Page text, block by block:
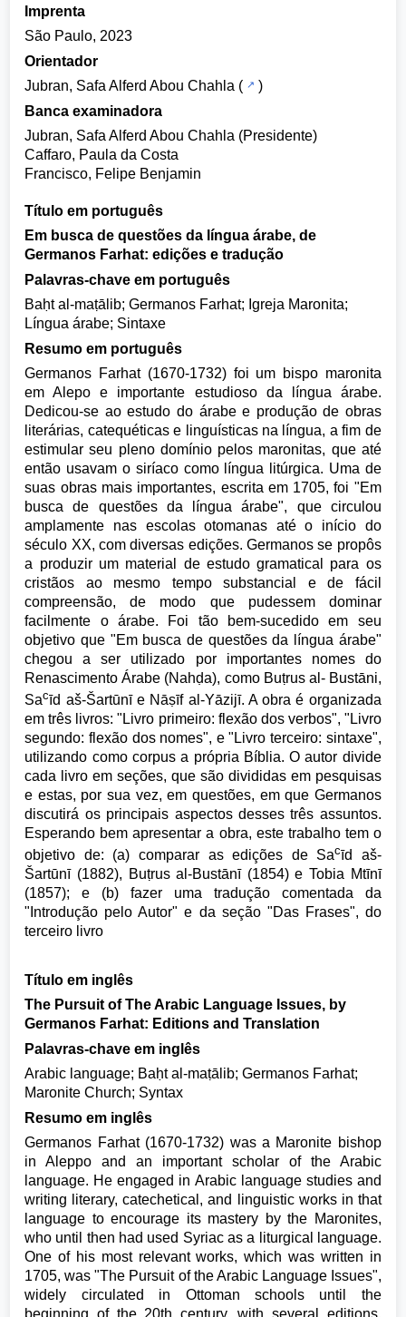
Imprenta
São Paulo, 2023
Orientador
Jubran, Safa Alferd Abou Chahla (
)
Banca examinadora
Jubran, Safa Alferd Abou Chahla (Presidente)
Caffaro, Paula da Costa
Francisco, Felipe Benjamin
Título em português
Em busca de questões da língua árabe, de
Germanos Farhat: edições e tradução
Palavras-chave em português
Baḥt al-maṭālib; Germanos Farhat; Igreja Maronita;
Língua árabe; Sintaxe
Resumo em português
Germanos Farhat (1670-1732) foi um bispo maronita
em Alepo e importante estudioso da língua árabe.
Dedicou-se ao estudo do árabe e produção de obras
literárias, catequéticas e linguísticas na língua, a fim de
estimular seu pleno domínio pelos maronitas, que até
então usavam o siríaco como língua litúrgica. Uma de
suas obras mais importantes, escrita em 1705, foi "Em
busca de questões da língua árabe", que circulou
amplamente nas escolas otomanas até o início do
século XX, com diversas edições. Germanos se propôs
a produzir um material de estudo gramatical para os
cristãos ao mesmo tempo substancial e de fácil
compreensão, de modo que pudessem dominar
facilmente o árabe. Foi tão bem-sucedido em seu
objetivo que "Em busca de questões da língua árabe"
chegou a ser utilizado por importantes nomes do
Renascimento Árabe (Nahḍa), como Buṭrus al- Bustāni,
Sacīd aš-Šartūnī e Nāṣīf al-Yāzijī. A obra é organizada
em três livros: "Livro primeiro: flexão dos verbos", "Livro
segundo: flexão dos nomes", e "Livro terceiro: sintaxe",
utilizando como corpus a própria Bíblia. O autor divide
cada livro em seções, que são divididas em pesquisas
e estas, por sua vez, em questões, em que Germanos
discutirá os principais aspectos desses três assuntos.
Esperando bem apresentar a obra, este trabalho tem o
objetivo de: (a) comparar as edições de Sacīd aš-
Šartūnī (1882), Buṭrus al-Bustānī (1854) e Tobia Mtīnī
(1857); e (b) fazer uma tradução comentada da
"Introdução pelo Autor" e da seção "Das Frases", do
terceiro livro
Título em inglês
The Pursuit of The Arabic Language Issues, by
Germanos Farhat: Editions and Translation
Palavras-chave em inglês
Arabic language; Baḥt al-maṭālib; Germanos Farhat;
Maronite Church; Syntax
Resumo em inglês
Germanos Farhat (1670-1732) was a Maronite bishop
in Aleppo and an important scholar of the Arabic
language. He engaged in Arabic language studies and
writing literary, catechetical, and linguistic works in that
language to encourage its mastery by the Maronites,
who until then had used Syriac as a liturgical language.
One of his most relevant works, which was written in
1705, was "The Pursuit of the Arabic Language Issues",
widely circulated in Ottoman schools until the